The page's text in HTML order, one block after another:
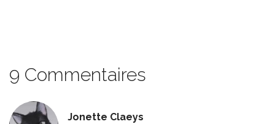
9 Commentaires
Jonette Claeys